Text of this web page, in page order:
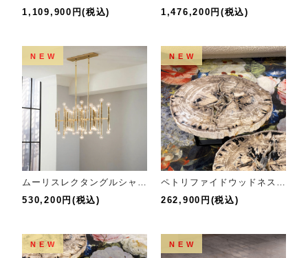
1,109,900円(税込) 1,476,200円(税込)
NEW
530,200円(税込)
NEW
262,900円(税込)
NEW NEW